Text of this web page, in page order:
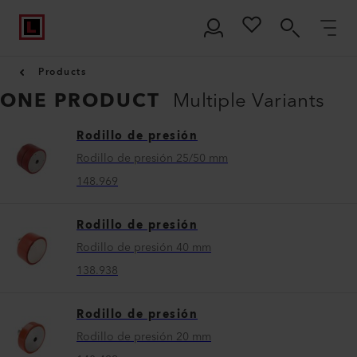
Products
ONE PRODUCT Multiple Variants
Rodillo de presión
Rodillo de presión 25/50 mm
148.969
Rodillo de presión
Rodillo de presión 40 mm
138.938
Rodillo de presión
Rodillo de presión 20 mm